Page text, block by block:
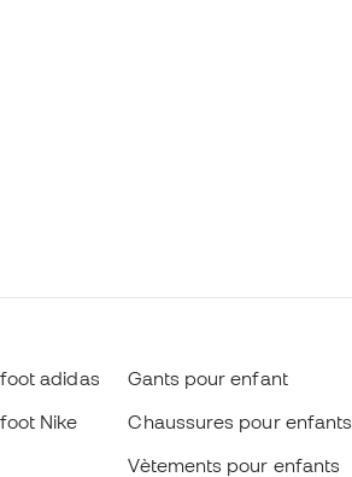
adidas
Nike
Gants pour enfant
Chaussures pour enfants
Vètements pour enfants